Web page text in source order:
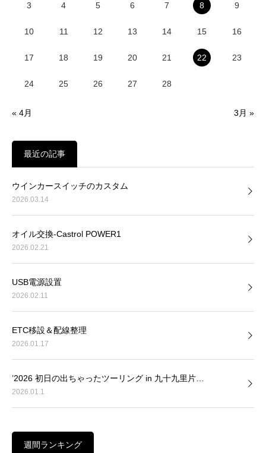
3 4 5 6 7 8 9
10 11 12 13 14 15 16
17 18 19 20 21 22 23
24 25 26 27 28
« 4月 3月 »
最近の記事
ウインカースイッチのカスタム
2026.03.14
オイル交換-Castrol POWER1
2026.02.21
USB電源設置
2026.02.11
ETC移設＆配線整理
2026.01.17
’2026 初日の出ちゃったツーリング in 九十九里片…
2026.01.1
週間ランキング